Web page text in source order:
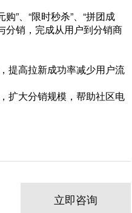
”、“限时秒杀”、“拼团成
分销，完成从用户到分销商
提高拉新成功率减少用户流
扩大分销规模，帮助社区电
立即咨询